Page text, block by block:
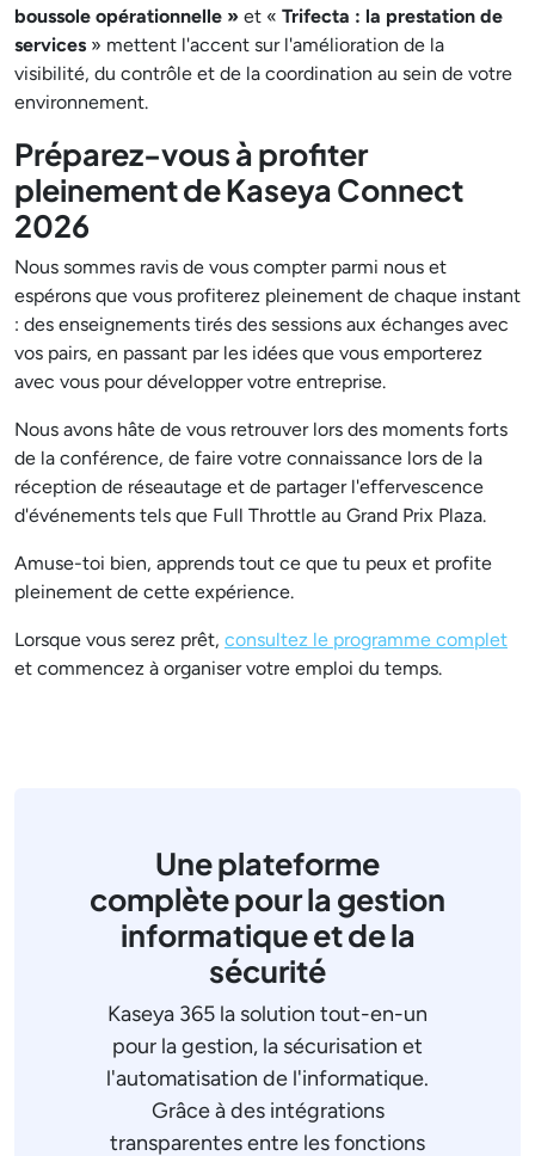
boussole opérationnelle » et « Trifecta : la prestation de
services » mettent l'accent sur l'amélioration de la
visibilité, du contrôle et de la coordination au sein de votre
environnement.
Préparez-vous à profiter
pleinement de Kaseya Connect
2026
Nous sommes ravis de vous compter parmi nous et
espérons que vous profiterez pleinement de chaque instant
: des enseignements tirés des sessions aux échanges avec
vos pairs, en passant par les idées que vous emporterez
avec vous pour développer votre entreprise.
Nous avons hâte de vous retrouver lors des moments forts
de la conférence, de faire votre connaissance lors de la
réception de réseautage et de partager l'effervescence
d'événements tels que Full Throttle au Grand Prix Plaza.
Amuse-toi bien, apprends tout ce que tu peux et profite
pleinement de cette expérience.
Lorsque vous serez prêt, consultez le programme complet
et commencez à organiser votre emploi du temps.
Une plateforme
complète pour la gestion
informatique et de la
sécurité
Kaseya 365 la solution tout-en-un
pour la gestion, la sécurisation et
l'automatisation de l'informatique.
Grâce à des intégrations
transparentes entre les fonctions